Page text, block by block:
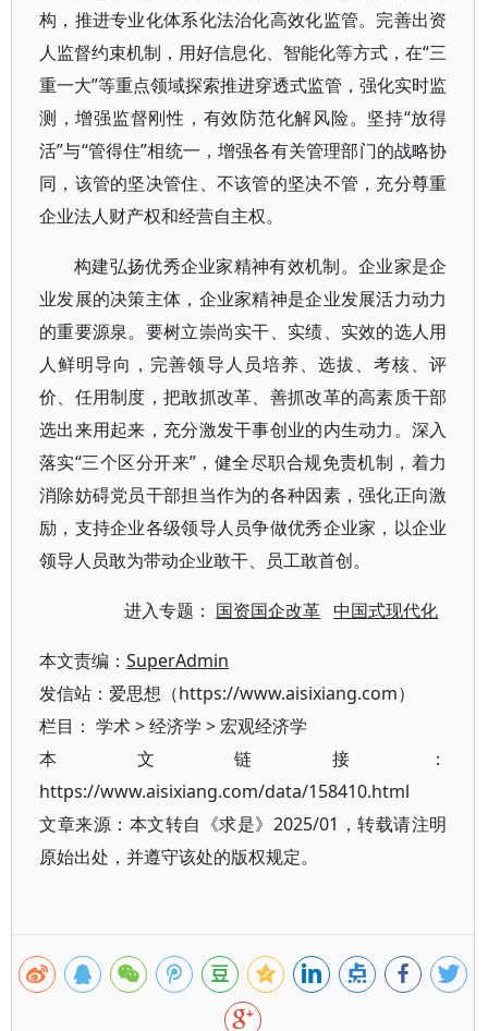
构，推进专业化体系化法治化高效化监管。完善出资
人监督约束机制，用好信息化、智能化等方式，在“三
重一大”等重点领域探索推进穿透式监管，强化实时监
测，增强监督刚性，有效防范化解风险。坚持“放得
活”与“管得住”相统一，增强各有关管理部门的战略协
同，该管的坚决管住、不该管的坚决不管，充分尊重
企业法人财产权和经营自主权。
构建弘扬优秀企业家精神有效机制。企业家是企
业发展的决策主体，企业家精神是企业发展活力动力
的重要源泉。要树立崇尚实干、实绩、实效的选人用
人鲜明导向，完善领导人员培养、选拔、考核、评
价、任用制度，把敢抓改革、善抓改革的高素质干部
选出来用起来，充分激发干事创业的内生动力。深入
落实“三个区分开来”，健全尽职合规免责机制，着力
消除妨碍党员干部担当作为的各种因素，强化正向激
励，支持企业各级领导人员争做优秀企业家，以企业
领导人员敢为带动企业敢干、员工敢首创。
进入专题： 国资国企改革 中国式现代化
本文责编： SuperAdmin
发信站：爱思想（https://www.aisixiang.com）
栏目： 学术>经济学 >宏观经济学
本文链接：
https://www.aisixiang.com/data/158410.html
文章来源：本文转自《求是》2025/01，转载请注明
原始出处，并遵守该处的版权规定。